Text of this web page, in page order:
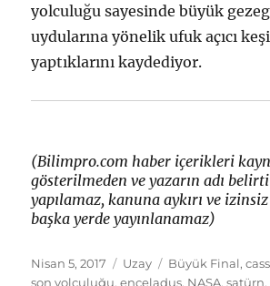
yolculuğu sayesinde büyük
uydularına yönelik ufuk açıcı
yaptıklarını kaydediyor.
(Bilimpro.com haber içerikleri
gösterilmeden ve yazarın adı
yapılamaz, kanuna aykırı ve
başka yerde yayınlanamaz)
Yayın
tarihi
Nisan 5, 2017 Kategoriler
Uzay Etiketler
Büyük Final,
son yolculuğu,enceladus, NASA,satürn,